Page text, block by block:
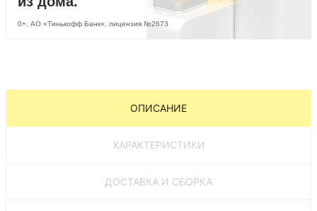
0+, АО «Тинькофф Банк», лицензия №2673
ОПИСАНИЕ
ХАРАКТЕРИСТИКИ
ДОСТАВКА И СБОРКА